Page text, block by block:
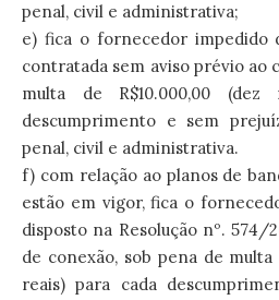
penal, civil e administrativa;
e) fica o fornecedor impedido
contratada sem aviso prévio ao
multa de R$10.000,00
descumprimento e sem
penal, civil e administrativa.
f) com relação ao planos de
estão em vigor, fica o
disposto na Resolução nº. 574/
de conexão, sob pena de multa
reais) para cada